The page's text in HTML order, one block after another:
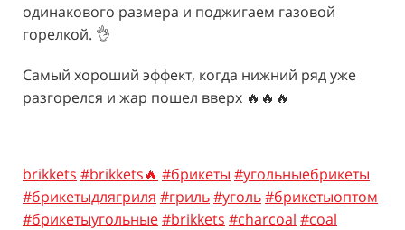
одинакового размера и поджигаем газовой
горелкой. 👌
Самый хороший эффект, когда нижний ряд уже
разгорелся и жар пошел вверх 🔥🔥🔥
brikkets #brikkets🔥 #брикеты #угольныебрикеты
#брикетыдлягриля #гриль#уголь#брикетыоптом
#брикетыугольные#brikkets #charcoal #coal